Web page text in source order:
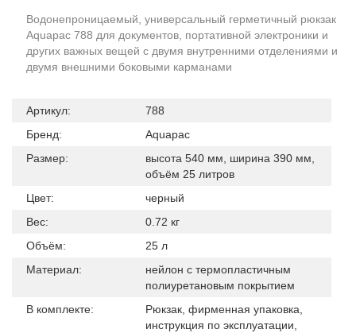
Водонепроницаемый, универсальный герметичный рюкзак
Aquapac 788 для документов, портативной электроники и
других важных вещей с двумя внутренними отделениями и
двумя внешними боковыми карманами
Артикул:
788
Бренд:
Aquapac
Размер:
высота 540 мм, ширина 390 мм,
объём 25 литров
Цвет:
черный
Вес:
0.72 кг
Объём:
25 л
Материал:
нейлон с термопластичным
полиуретановым покрытием
В комплекте:
Рюкзак, фирменная упаковка,
инструкция по эксплуатации,